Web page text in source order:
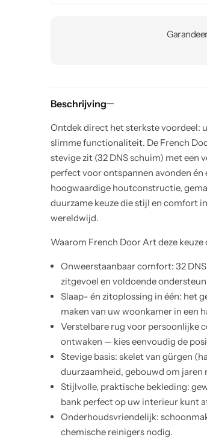
Beschrijving
Ontdek direct het sterkste voordeel:
slimme functionaliteit. De French
stevige zit (32 DNS schuim) met een
perfect voor ontspannen avonden
hoogwaardige houtconstructie,
duurzame keuze die stijl en comfort
wereldwijd.
Waarom French Door Art deze
Onweerstaanbaar comfort: 32
zitgevoel en voldoende
Slaap- én zitoplossing in één: het
maken van uw woonkamer in een
Verstelbare rug voor persoonlijke
ontwaken — kies eenvoudig de
Stevige basis: skelet van gürgen
duurzaamheid, gebouwd om jaren
Stijlvolle, praktische bekleding:
bank perfect op uw interieur kunt
Onderhoudsvriendelijk:
chemische reinigers nodig.